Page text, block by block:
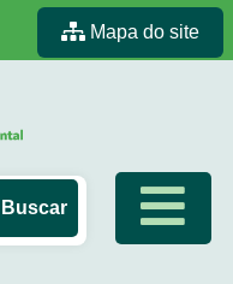
Mapa do site